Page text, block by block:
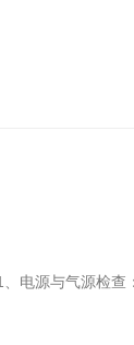
电源与气源检查‌